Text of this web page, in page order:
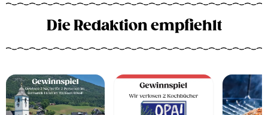
Die Redaktion empfiehlt